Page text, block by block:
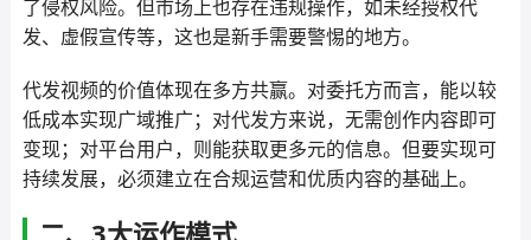
了侵权风险。但市场上也存在违规操作，如未经授权代
发、虚假宣传等，这也是新手需要警惕的地方。
代发视频的价值体现在多方共赢。对委托方而言，能以较
低成本实现广域推广；对代发方来说，无需创作内容即可
变现；对平台用户，则能获取更多元的信息。但要实现可
持续发展，必须建立在合规运营和优质内容的基础上。
二、3大运作模式